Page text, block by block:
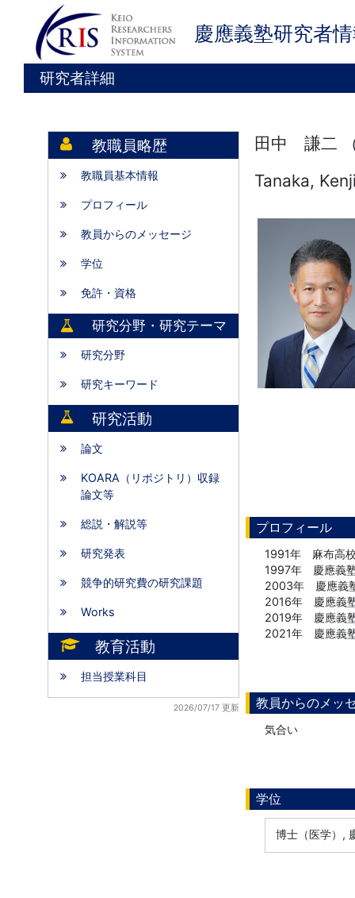
慶應義塾研究者
研究者詳細
教職員略歴
教職員基本情報
プロフィール
教員からのメッセージ
学位
免許・資格
研究分野・研究テーマ
研究分野
研究キーワード
研究活動
論文
KOARA（リポジトリ）収録
論文等
総説・解説等
研究発表
競争的研究費の研究課題
Works
教育活動
担当授業科目
2026/07/17 更新
田中 謙二
Tanaka,
プロフィール
1991年 麻布高
1997年 慶應義
2003年 慶應義
2016年 慶應義
2019年 慶應義
2021年 慶應義
教員からのメッ
気合い
学位
博士（医学）,